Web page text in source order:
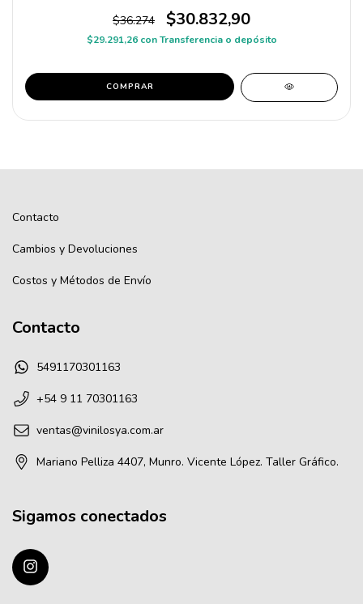
$36.274 $30.832,90
$29.291,26 con Transferencia o depósito
COMPRAR
Contacto
Cambios y Devoluciones
Costos y Métodos de Envío
Contacto
5491170301163
+54 9 11 70301163
ventas@vinilosya.com.ar
Mariano Pelliza 4407, Munro. Vicente López. Taller Gráfico.
Sigamos conectados